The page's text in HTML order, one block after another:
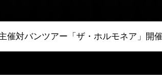
催対バンツアー「ザ・ホルモネア」開催